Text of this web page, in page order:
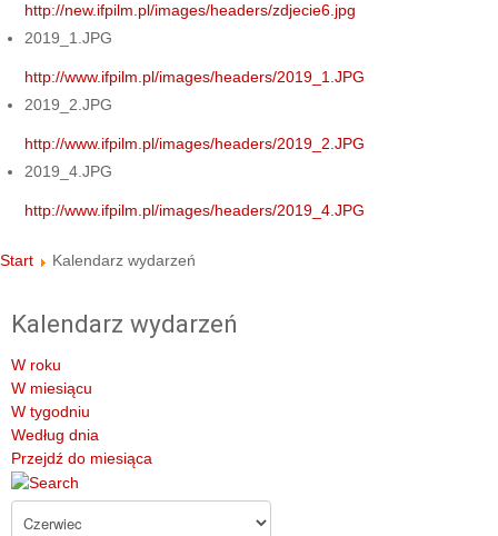
http://new.ifpilm.pl/images/headers/zdjecie6.jpg
2019_1.JPG
http://www.ifpilm.pl/images/headers/2019_1.JPG
2019_2.JPG
http://www.ifpilm.pl/images/headers/2019_2.JPG
2019_4.JPG
http://www.ifpilm.pl/images/headers/2019_4.JPG
Start Kalendarz wydarzeń
Kalendarz wydarzeń
W roku
W miesiącu
W tygodniu
Według dnia
Przejdź do miesiąca